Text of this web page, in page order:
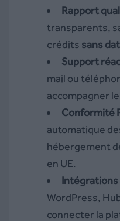
Rapport
transparents,
crédits sans
Support
mail ou
accompagner
Conformité
automatique
hébergement
en UE.
Intégrations
WordPress,
connecter la